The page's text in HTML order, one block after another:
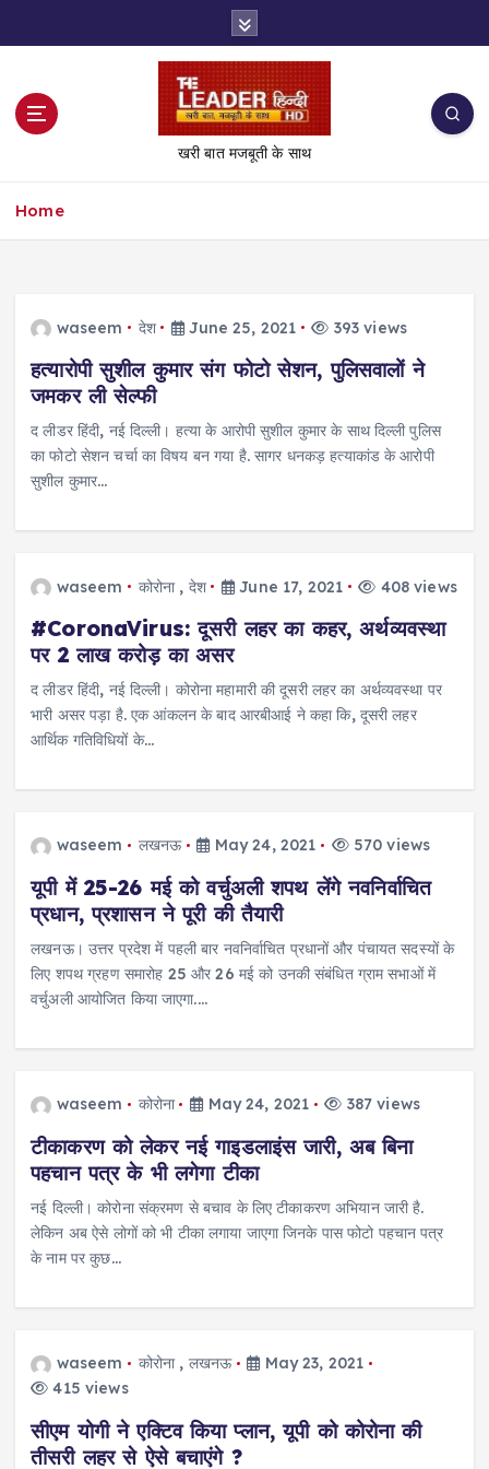
t
खरी बात मजबूती के साथ
Home
waseem देश June 25, 2021 393 views
हत्यारोपी सुशील कुमार संग फोटो सेशन, पुलिसवालों ने
जमकर ली सेल्फी
द लीडर हिंदी, नई दिल्ली। हत्या के आरोपी सुशील कुमार के साथ दिल्ली पुलिस
का फोटो सेशन चर्चा का व‍िषय बन गया है. सागर धनकड़ हत्याकांड के आरोपी
सुशील कुमार…
waseem कोरोना, देश June 17, 2021 408 views
#CoronaVirus: दूसरी लहर का कहर, अर्थव्यवस्था
पर 2 लाख करोड़ का असर
द लीडर हिंदी, नई दिल्ली। कोरोना महामारी की दूसरी लहर का अर्थव्यवस्था पर
भारी असर पड़ा है. एक आंकलन के बाद आरबीआई ने कहा कि, दूसरी लहर
आर्थिक गतिविधियों के…
waseem लखनऊ May 24, 2021 570 views
यूपी में 25-26 मई को वर्चुअली शपथ लेंगे नवनिर्वाचित
प्रधान, प्रशासन ने पूरी की तैयारी
लखनऊ। उत्तर प्रदेश में पहली बार नवनिर्वाचित प्रधानों और पंचायत सदस्यों के
लिए शपथ ग्रहण समारोह 25 और 26 मई को उनकी संबंधित ग्राम सभाओं में
वर्चुअली आयोजित किया जाएगा.…
waseem कोरोना May 24, 2021 387 views
टीकाकरण को लेकर नई गाइडलाइंस जारी, अब बिना
पहचान पत्र के भी लगेगा टीका
नई दिल्ली। कोरोना संक्रमण से बचाव के लिए टीकाकरण अभियान जारी है.
लेकिन अब ऐसे लोगों को भी टीका लगाया जाएगा जिनके पास फोटो पहचान पत्र
के नाम पर कुछ…
waseem कोरोना, लखनऊ
May 23, 2021
415 views
सीएम योगी ने एक्टिव किया प्लान, यूपी को कोरोना की
तीसरी लहर से ऐसे बचाएंगे ?